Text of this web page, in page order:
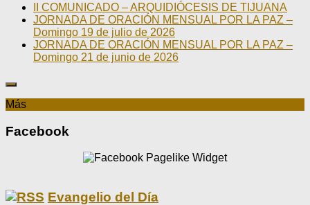
II COMUNICADO – ARQUIDIÓCESIS DE TIJUANA
JORNADA DE ORACIÓN MENSUAL POR LA PAZ –
Domingo 19 de julio de 2026
JORNADA DE ORACIÓN MENSUAL POR LA PAZ –
Domingo 21 de junio de 2026
Más
Facebook
Evangelio del Día